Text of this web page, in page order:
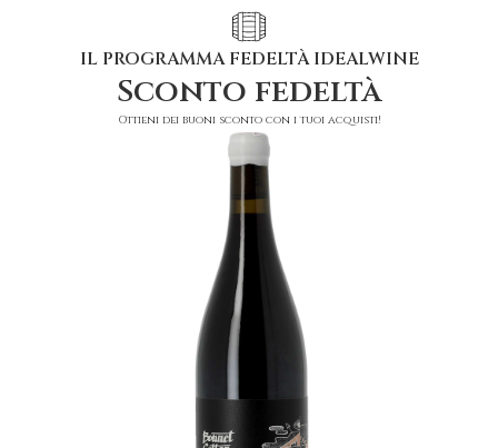
IL PROGRAMMA FEDELTÀ IDEALWINE
Sconto fedeltà
Ottieni dei buoni sconto con i tuoi acquisti!